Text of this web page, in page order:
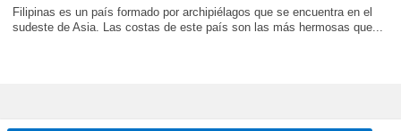
Filipinas es un país formado por archipiélagos que se encuentra en el
sudeste de Asia. Las costas de este país son las más hermosas que...